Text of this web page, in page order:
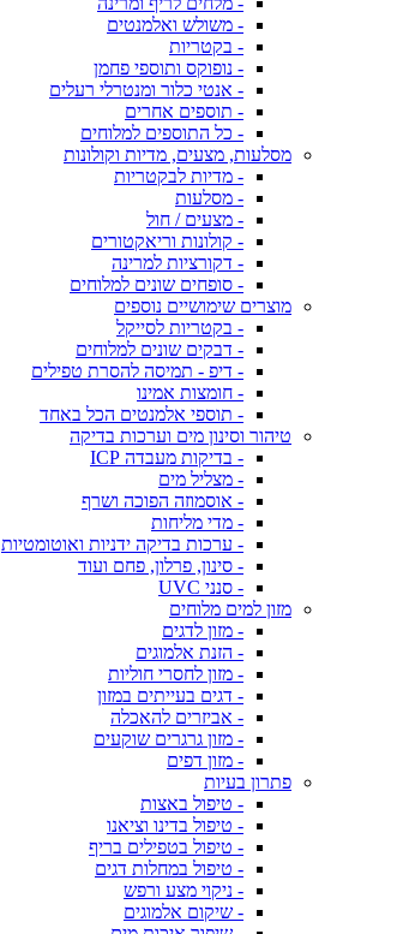
- משולש ואלמנטים
- בקטריות
- נופוקס ותוספי פחמן
- אנטי כלור ומנטרלי רעלים
- תוספים אחרים
- כל התוספים למלוחים
מסלעות, מצעים, מדיות וקולונות
- מדיות לבקטריות
- מסלעות
- מצעים / חול
- קולונות וריאקטורים
- דקורציות למרינה
- סופחים שונים למלוחים
מוצרים שימושיים נוספים
- בקטריות לסייקל
- דבקים שונים למלוחים
- דיפ - תמיסה להסרת טפילים
- חומצות אמינו
- תוספי אלמנטים הכל באחד
טיהור וסינון מים וערכות בדיקה
- בדיקות מעבדה ICP
- מצליל מים
- אוסמוזה הפוכה ושרף
- מדי מליחות
- ערכות בדיקה ידניות ואוטומטיות
- סינון, פרלון, פחם ועוד
- סנני UVC
מזון למים מלוחים
- מזון לדגים
- הזנת אלמוגים
- מזון לחסרי חוליות
- דגים בעייתים במזון
- אביזרים להאכלה
- מזון גרגרים שוקעים
- מזון דפים
פתרון בעיות
- טיפול באצות
- טיפול בדינו וציאנו
- טיפול בטפילים בריף
- טיפול במחלות דגים
- ניקוי מצע ורפש
- שיקום אלמוגים